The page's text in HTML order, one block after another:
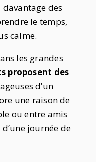
des
le temps,
calme.
les grandes
proposent des
d’un
une raison de
ou entre amis
journée de